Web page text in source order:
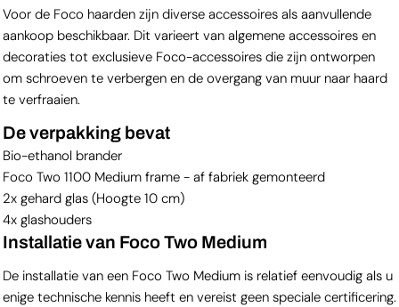
Voor de Foco haarden zijn diverse accessoires als aanvullende
aankoop beschikbaar. Dit varieert van algemene accessoires en
decoraties tot exclusieve Foco-accessoires die zijn ontworpen
om schroeven te verbergen en de overgang van muur naar haard
te verfraaien.
De verpakking bevat
Bio-ethanol brander
Foco Two 1100 Medium frame - af fabriek gemonteerd
2x gehard glas (Hoogte 10 cm)
4x glashouders
Installatie van Foco Two Medium
De installatie van een Foco Two Medium is relatief eenvoudig als u
enige technische kennis heeft en vereist geen speciale certificering.